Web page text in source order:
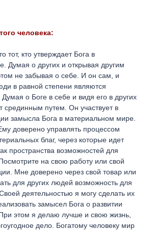
человека:
тот, кто утверждает Бога в
Думая о других и открывая другим
не забывая о себе. И он сам, и
в равной степени являются
о Боге в себе и видя его в других
срединным путем. Он участвует в
замысла Бога в материальном мире.
доверено управлять процессом
благ, через которые идет
пространства возможностей для
на свою работу или свой
Мне доверено через свой товар или
для других людей возможность для
деятельностью я могу сделать их
замысел Бога о развитии
этом я делаю лучше и свою жизнь,
дело. Богатому человеку мир